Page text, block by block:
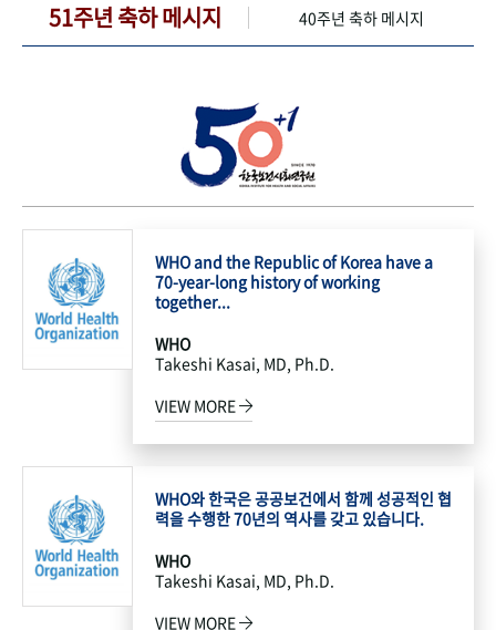
51주년 축하 메시지 40주년 축하 메시지
WHO and the Republic of Korea have a
70-year-long history of working
together...
WHO
Takeshi Kasai, MD, Ph.D.
VIEW MORE
WHO와 한국은 공공보건에서 함께 성공적인 협
력을 수행한 70년의 역사를 갖고 있습니다.
WHO
Takeshi Kasai, MD, Ph.D.
VIEW MORE